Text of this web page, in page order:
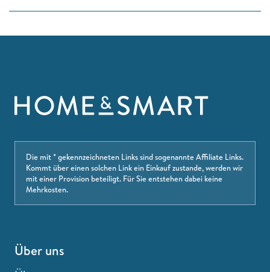
Die mit * gekennzeichneten Links sind sogenannte Affiliate Links.
Kommt über einen solchen Link ein Einkauf zustande, werden wir
mit einer Provision beteiligt. Für Sie entstehen dabei keine
Mehrkosten.
Über uns